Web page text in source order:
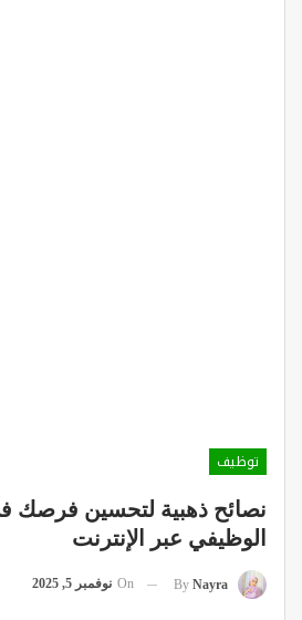
توظيف
نصائح ذهبية لتحسين فرصك
الوظيفي عبر الإنترنت
By Nayra
On نوفمبر 5, 2025